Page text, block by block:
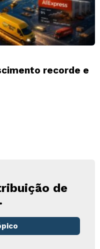
recorde e
de